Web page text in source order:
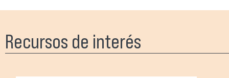
Recursos de interés